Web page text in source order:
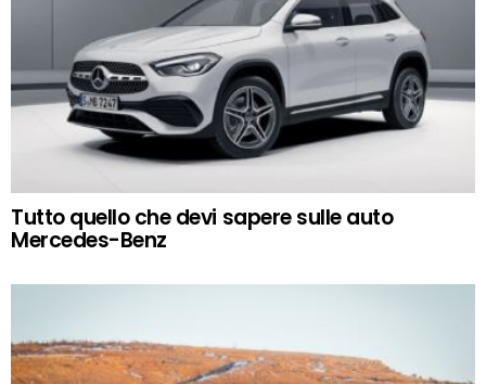
Tutto quello che devi sapere sulle auto
Mercedes-Benz